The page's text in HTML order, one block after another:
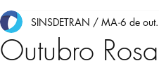
Outubro
SINSDETRAN / MA 6 de